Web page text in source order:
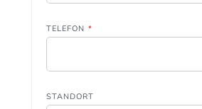
TELEFON *
STANDORT